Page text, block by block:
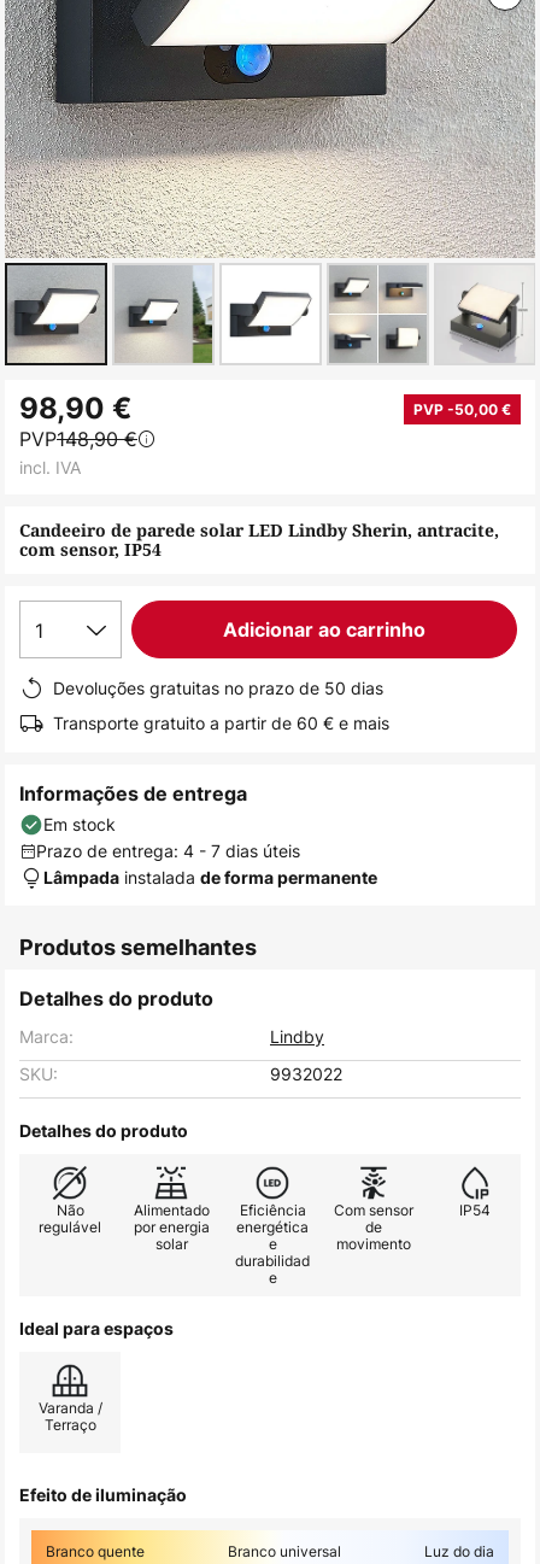
para
início
Galeria
de
imagens
Candeeiro de parede solar LED Lindby Sherin, antracite,
com sensor, IP54
98,90 € PVP -50,00 €
PVP148,90 €
incl. IVA
1 Adicionar ao carrinho
Devoluções gratuitas no prazo de 50 dias
Transporte gratuito a partir de 60 € e mais
Informações de entrega
Em stock
Prazo de entrega: 4 - 7 dias úteis
Lâmpada instalada de forma permanente
Produtos semelhantes
Detalhes do produto
Marca:
Lindby
SKU:
9932022
Detalhes do produto
Não
regulável
Alimentado
por energia
solar
Eficiência
energética
e
durabilidad
e
Com sensor
de
movimento
IP54
Ideal para espaços
Varanda /
Terraço
Efeito de iluminação
Branco quente Branco universal Luz do dia